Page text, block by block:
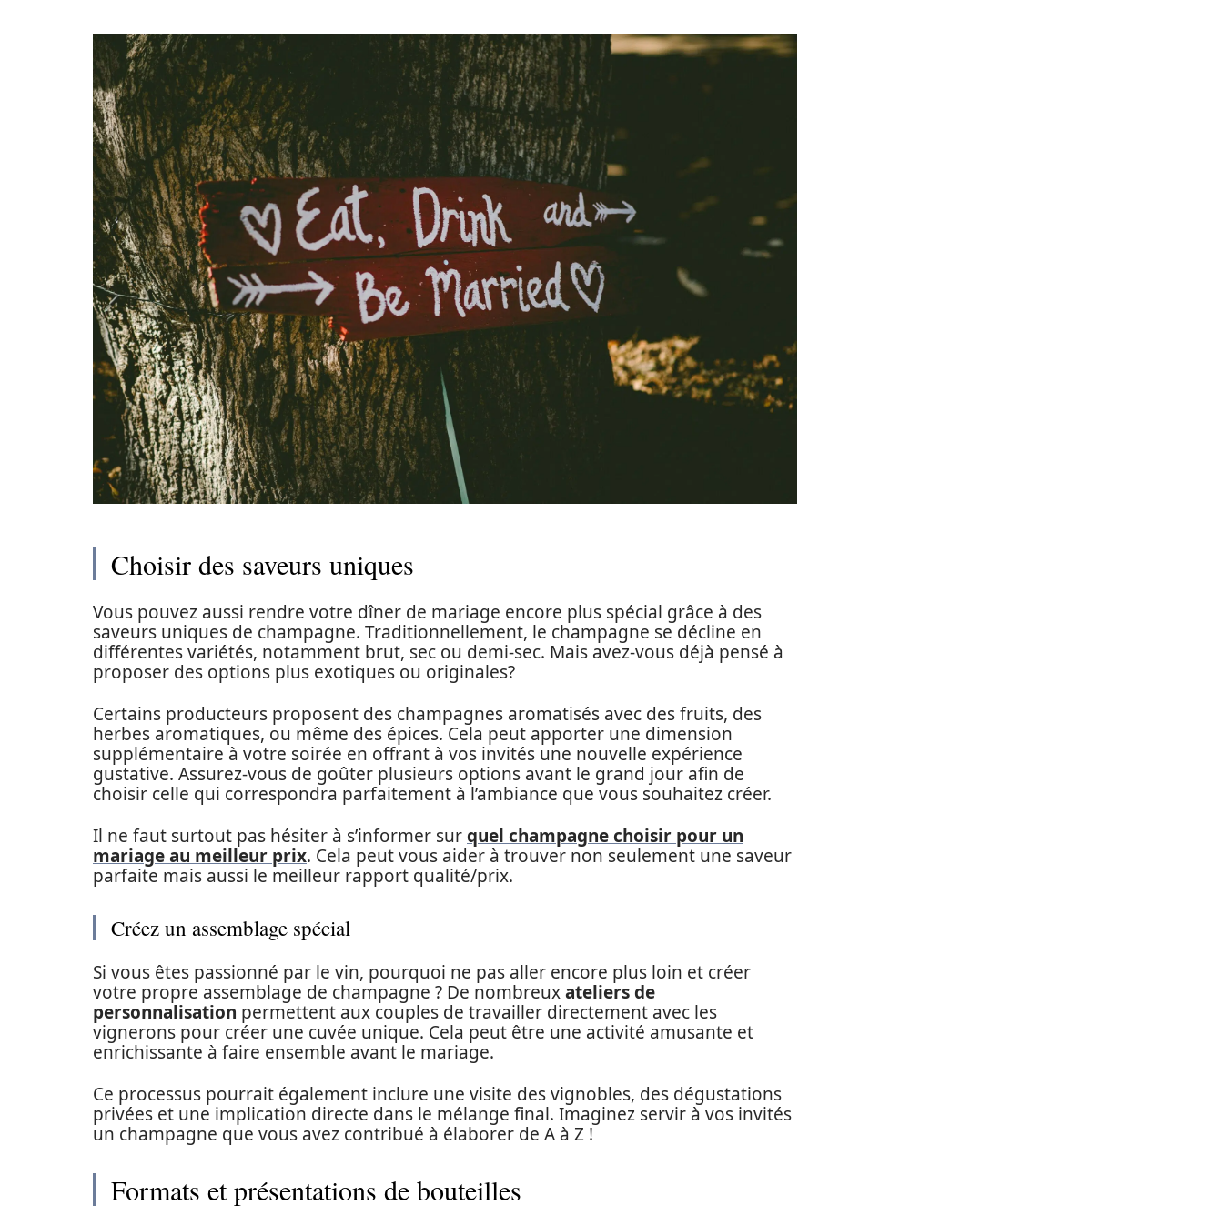
Choisir des saveurs uniques
Vous pouvez aussi rendre votre dîner de mariage encore plus spécial grâce à des
saveurs uniques de champagne. Traditionnellement, le champagne se décline en
différentes variétés, notamment brut, sec ou demi-sec. Mais avez-vous déjà pensé à
proposer des options plus exotiques ou originales?
Certains producteurs proposent des champagnes aromatisés avec des fruits, des
herbes aromatiques, ou même des épices. Cela peut apporter une dimension
supplémentaire à votre soirée en offrant à vos invités une nouvelle expérience
gustative. Assurez-vous de goûter plusieurs options avant le grand jour afin de
choisir celle qui correspondra parfaitement à l’ambiance que vous souhaitez créer.
Il ne faut surtout pas hésiter à s’informer surquel champagne choisir pour un
mariage au meilleur prix. Cela peut vous aider à trouver non seulement une saveur
parfaite mais aussi le meilleur rapport qualité/prix.
Créez un assemblage spécial
Si vous êtes passionné par le vin, pourquoi ne pas aller encore plus loin et créer
votre propre assemblage de champagne ? De nombreuxateliers de
personnalisation permettent aux couples de travailler directement avec les
vignerons pour créer une cuvée unique. Cela peut être une activité amusante et
enrichissante à faire ensemble avant le mariage.
Ce processus pourrait également inclure une visite des vignobles, des dégustations
privées et une implication directe dans le mélange final. Imaginez servir à vos invités
un champagne que vous avez contribué à élaborer de A à Z !
Formats et présentations de bouteilles